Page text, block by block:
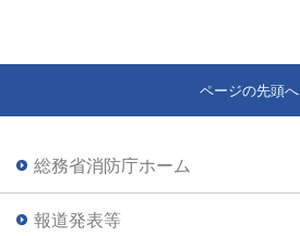
ページの先頭へ
総務省消防庁ホーム
報道発表等